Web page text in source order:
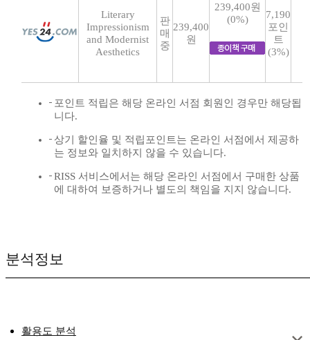
Literary
Impressionism
and Modernist
Aesthetics
판
매
중
239,400
원
239,400원
(0%)
7,190
포인
트
(3%)
포인트 적립은 해당 온라인 서점 회원인 경우만 해당됩
니다.
상기 할인율 및 적립포인트는 온라인 서점에서 제공하
는 정보와 일치하지 않을 수 있습니다.
RISS 서비스에서는 해당 온라인 서점에서 구매한 상품
에 대하여 보증하거나 별도의 책임을 지지 않습니다.
분석정보
활용도 분석